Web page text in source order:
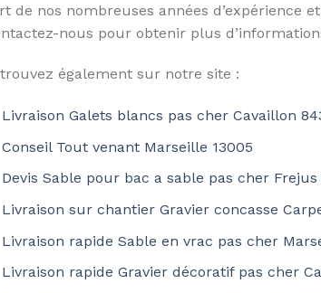
de nos nombreuses années d’expérience
nous pour obtenir plus
également sur notre site :
Livraison Galets blancs pas cher Cavaillon
Conseil Tout venant Marseille 13005
Devis Sable pour bac a sable pas cher Frejus
Livraison sur chantier Gravier concasse
Livraison rapide Sable en vrac pas cher
Livraison rapide Gravier décoratif pas cher